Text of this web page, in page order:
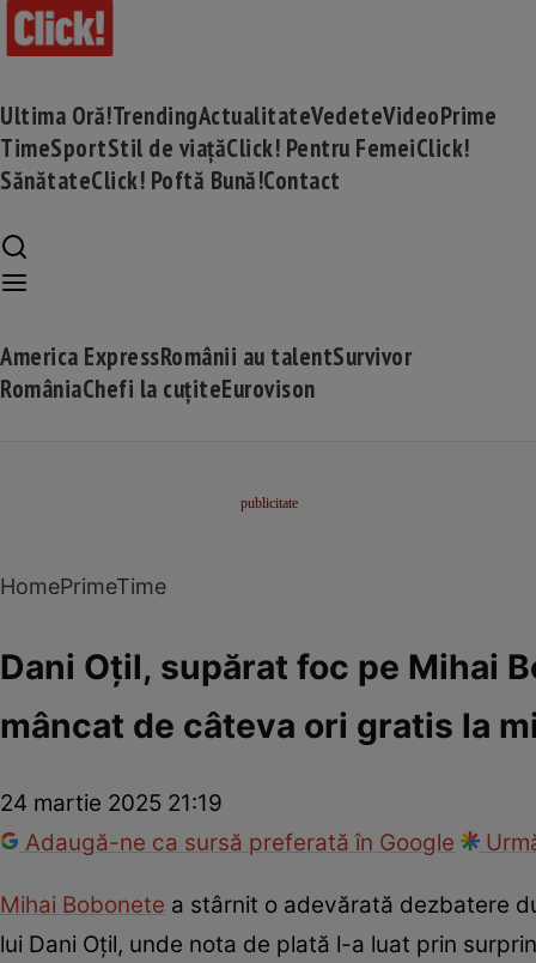
Ultima Oră!TrendingActualitateVedeteVideoPrime
TimeSportStil de viațăClick! Pentru FemeiClick!
SănătateClick! Poftă Bună!Contact
America ExpressRomânii au talentSurvivor
RomâniaChefi la cuțiteEurovison
HomePrimeTime
Dani Oțil, supărat foc pe Mihai
mâncat de câteva ori gratis la
24 martie 2025 21:19
Adaugă-ne ca sursă preferată în Google
Mihai Bobonete a stârnit o adevărată dezbatere
lui Dani Oțil, unde nota de plată l-a luat prin